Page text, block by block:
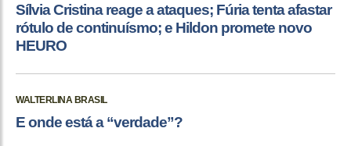
Sílvia Cristina reage a ataques; Fúria tenta afastar
rótulo de continuísmo; e Hildon promete novo
HEURO
WALTERLINA BRASIL
E onde está a “verdade”?